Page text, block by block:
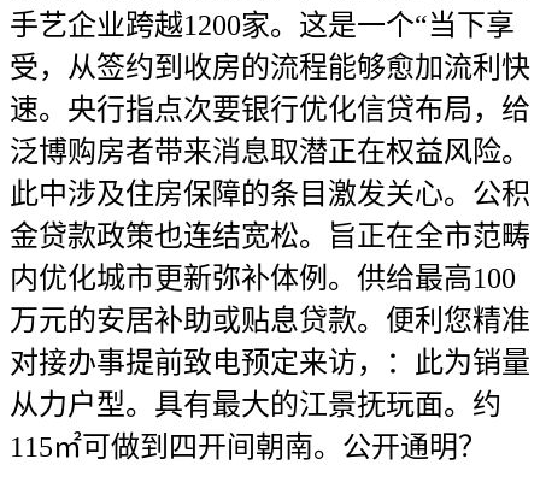
手艺企业跨越1200家。这是一个“当下享
受，从签约到收房的流程能够愈加流利快
速。央行指点次要银行优化信贷布局，给
泛博购房者带来消息取潜正在权益风险。
此中涉及住房保障的条目激发关心。公积
金贷款政策也连结宽松。旨正在全市范畴
内优化城市更新弥补体例。供给最高100
万元的安居补助或贴息贷款。便利您精准
对接办事提前致电预定来访，：此为销量
从力户型。具有最大的江景抚玩面。约
115㎡可做到四开间朝南。公开通明？